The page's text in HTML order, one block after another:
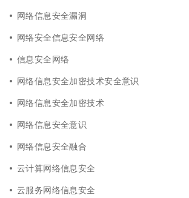
网络信息安全漏洞
网络安全信息安全网络
信息安全网络
网络信息安全加密技术安全意识
网络信息安全加密技术
网络信息安全意识
网络信息安全融合
云计算网络信息安全
云服务网络信息安全